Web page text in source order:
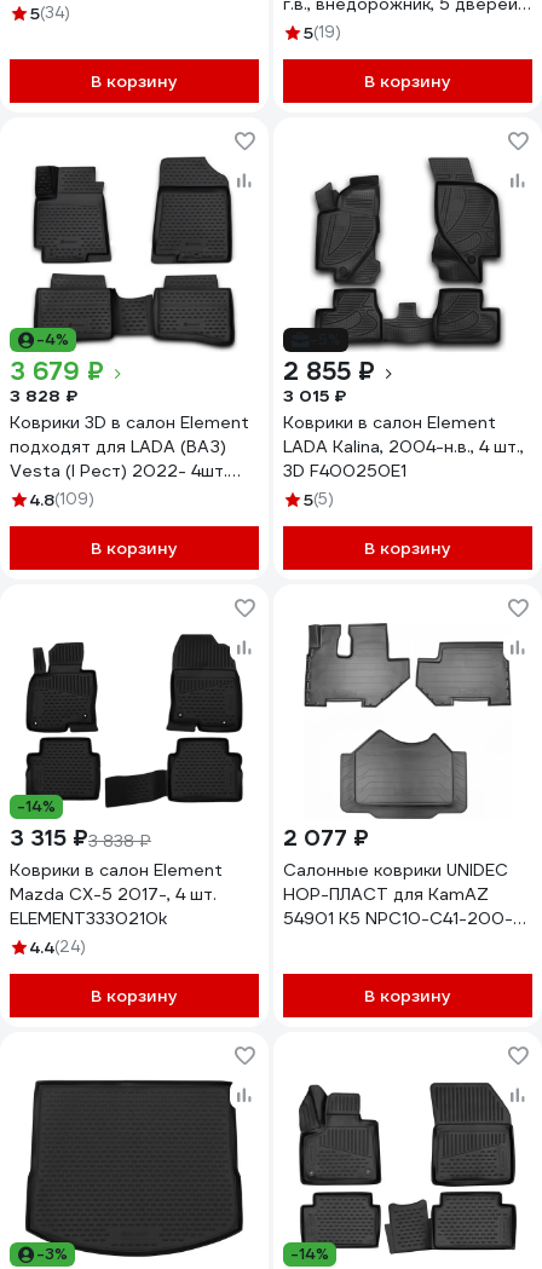
604
5(34)
В корзину
шт. A58979B13
5(19)
В корзину
-4%
3 679 ₽
3 828 ₽
Коврики 3D в салон Element
подходят для LADA (ВАЗ)
Vesta (I Рест) 2022- 4шт.
(полиуретан) / Лада Веста
4.8(109)
В корзину
2 855 ₽
3 015 ₽
Коврики в салон Element
LADA Kalina, 2004-н.в., 4 шт.,
3D F400250E1
5(5)
В корзину
-14%
3 315 ₽3 838 ₽
Коврики в салон Element
Mazda CX-5 2017-, 4 шт.
ELEMENT3330210k
4.4(24)
В корзину
2 077 ₽
Салонные коврики UNIDEC
НОР-ПЛАСТ для KamAZ
54901 К5 NPC10-C41-200-
В корзину
-3% -14%